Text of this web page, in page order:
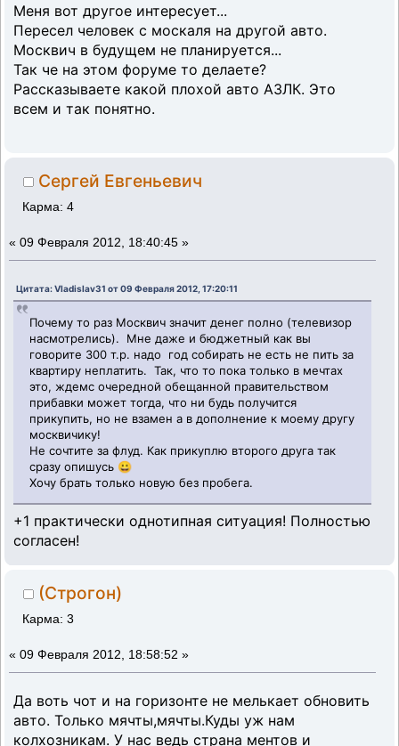
Меня вот другое интересует...
Пересел человек с москаля на другой авто.
Москвич в будущем не планируется...
Так че на этом форуме то делаете?
Рассказываете какой плохой авто АЗЛК. Это
всем и так понятно.
Сергей Евгеньевич
Карма: 4
« 09 Февраля 2012, 18:40:45 »
Цитата: Vladislav31 от 09 Февраля 2012, 17:20:11
Почему то раз Москвич значит денег полно (телевизор
насмотрелись). Мне даже и бюджетный как вы
говорите 300 т.р. надо год собирать не есть не пить за
квартиру неплатить. Так, что то пока только в мечтах
это, ждемс очередной обещанной правительством
прибавки может тогда, что ни будь получится
прикупить, но не взамен а в дополнение к моему другу
москвичику!
Не сочтите за флуд. Как прикуплю второго друга так
сразу опишусь 😀
Хочу брать только новую без пробега.
+1 практически однотипная ситуация! Полностью
согласен!
(Строгон)
Карма: 3
« 09 Февраля 2012, 18:58:52 »
Да воть чот и на горизонте не мелькает обновить
авто. Только мячты,мячты.Куды уж нам
колхозникам. У нас ведь страна ментов и